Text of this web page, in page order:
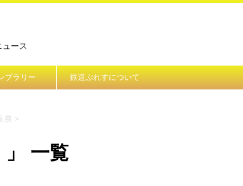
ース
プラリー 鉄道ぷれすについて
県 >
」 一覧